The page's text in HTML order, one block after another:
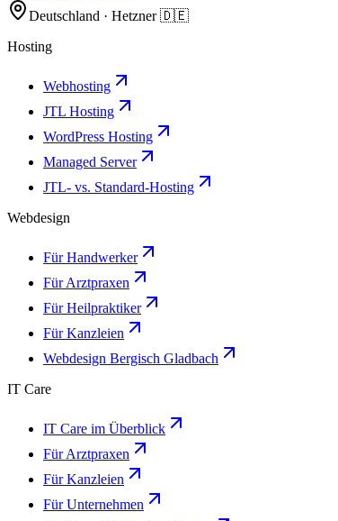
Deutschland · Hetzner 🇩🇪
Hosting
Webhosting
JTL Hosting
WordPress Hosting
Managed Server
JTL- vs. Standard-Hosting
Webdesign
Für Handwerker
Für Arztpraxen
Für Heilpraktiker
Für Kanzleien
Webdesign Bergisch Gladbach
IT Care
IT Care im Überblick
Für Arztpraxen
Für Kanzleien
Für Unternehmen